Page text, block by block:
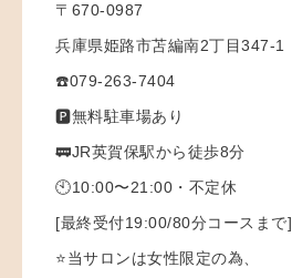
〒670-0987
兵庫県姫路市苫編南2丁目347-1
☎️079-263-7404
🅿️無料駐車場あり
🚃JR英賀保駅から徒歩8分
🕙10:00〜21:00・不定休
[最終受付19:00/80分コースまで]
⭐️当サロンは女性限定の為、